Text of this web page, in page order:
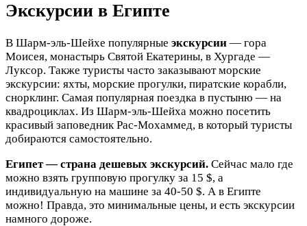
Экскурсии в Египте
В Шарм-эль-Шейхе популярные экскурсии — гора
Моисея, монастырь Святой Екатерины, в Хургаде —
Луксор. Также туристы часто заказывают морские
экскурсии: яхты, морские прогулки, пиратские корабли,
снорклинг. Самая популярная поездка в пустыню — на
квадроциклах. Из Шарм-эль-Шейха можно посетить
красивый заповедник Рас-Мохаммед, в который туристы
добираются самостоятельно.
Египет — страна дешевых экскурсий. Сейчас мало где
можно взять групповую прогулку за 15 $, а
индивидуальную на машине за 40-50 $. А в Египте
можно! Правда, это минимальные цены, и есть экскурсии
намного дороже.